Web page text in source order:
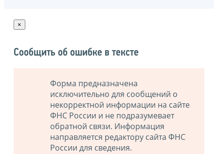
×
Сообщить об ошибке в тексте
Форма предназначена
исключительно для сообщений о
некорректной информации на сайте
ФНС России и не подразумевает
обратной связи. Информация
направляется редактору сайта ФНС
России для сведения.